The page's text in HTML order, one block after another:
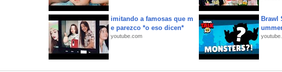
imitando a famosas que m
e parezco *o eso dicen*
youtube.com
Brawl